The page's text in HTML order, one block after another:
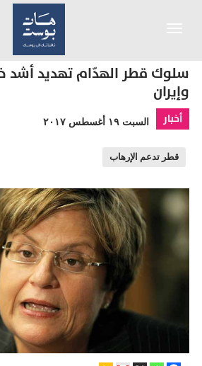
سلوك قطر الهدّام تهديد أشد
وإيران
أخبار السبت ١٩ أغسطس ٢٠١٧
قطر تدعم الإرهاب